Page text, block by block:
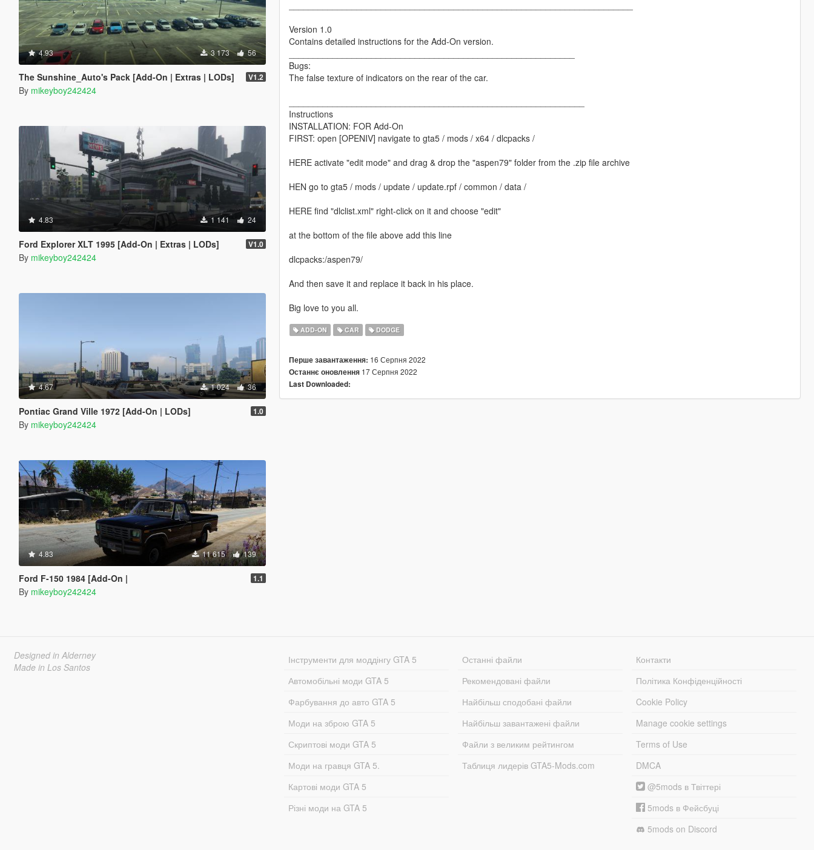
4.93 3 173 56
The Sunshine_Auto's Pack [Add-On | Extras | LODs] V1.2
By mikeyboy242424
4.83 1 141 24
Ford Explorer XLT 1995 [Add-On | Extras | LODs] V1.0
By mikeyboy242424
4.67 1 024 36
Pontiac Grand Ville 1972 [Add-On | LODs] 1.0
By mikeyboy242424
4.83 11 615 139
Ford F-150 1984 [Add-On | 1.1
By mikeyboy242424
Version 1.0
Contains detailed instructions for the Add-On version.
Bugs:
The false texture of indicators on the rear of the car.
Instructions
INSTALLATION: FOR Add-On
FIRST: open [OPENIV] navigate to gta5 / mods / x64 / dlcpacks /
HERE activate "edit mode" and drag & drop the "aspen79" folder from the .zip file archive
HEN go to gta5 / mods / update / update.rpf / common / data /
HERE find "dlclist.xml" right-click on it and choose "edit"
at the bottom of the file above add this line
dlcpacks:/aspen79/
And then save it and replace it back in his place.
Big love to you all.
ADD-ON CAR DODGE
Перше завантаження: 16 Серпня 2022
Останнє оновлення17 Серпня 2022
Last Downloaded:
Designed in Alderney
Made in Los Santos
Інструменти для моддінгу GTA 5
Автомобільні моди GTA 5
Фарбування до авто GTA 5
Моди на зброю GTA 5
Скриптові моди GTA 5
Моди на гравця GTA 5.
Картові моди GTA 5
Різні моди на GTA 5
Останні файли
Рекомендовані файли
Найбільш сподобані файли
Найбільш завантажені файли
Файли з великим рейтингом
Таблиця лидерів GTA5-Mods.com
Контакти
Політика Конфіденційності
Cookie Policy
Manage cookie settings
Terms of Use
DMCA
@5mods в Твіттері
5mods в Фейсбуці
5mods on Discord